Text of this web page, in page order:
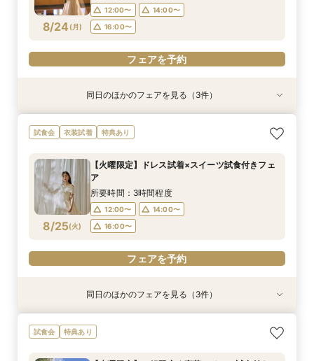
フェアを予約
フェアを予約
フェアを予約
フェアを予約
フェアを予約
8/24 (月)
12:00〜
14:00〜
16:00〜
フェアを予約
特典あり
8/24(月
【和婚希望のお2人へ】出雲の神様祀る神殿見学
＆和装体験
16:00〜
フェアを予約
特典あり
8/24(月
【マタニティ＆ファミリー婚限定】挙式前後の2
泊宿泊特典付き
16:00〜
フェアを予約
特典あり
8/24(月
【6名～40名＊少人数婚】少人数専用プラン×な
んでも相談フェア
16:00〜
フェアを予約
同日のほかのフェアを見る（3件）
試食会 衣装試着 特典あり
8/25(火)
【火曜限定】ドレス試着×スイーツ試食付きフェ
ア
所要時間：3時間程度
12:00〜
14:00〜
16:00〜
フェアを予約
特典あり
【和婚希望のお2人へ】出雲の神様祀る神殿見学
＆和装体験
特典あり
【マタニティ＆ファミリー婚限定】挙式前後の2
泊宿泊特典付き
特典あり
【6名～40名＊少人数婚】少人数専用プラン×な
んでも相談フェア
同日のほかのフェアを見る（3件）
試食会 特典あり